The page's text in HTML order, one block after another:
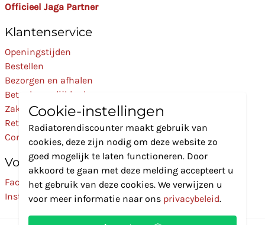
Officieel Jaga Partner
Klantenservice
Openingstijden
Bestellen
Bezorgen en afhalen
Betaalmogelijkheden
Zakelijk
Retourneren
Contact
Volg Ons
Facebook
Instagram
Cookie-instellingen
Radiatorendiscounter maakt gebruik van
cookies, deze zijn nodig om deze website zo
goed mogelijk te laten functioneren. Door
akkoord te gaan met deze melding accepteert u
het gebruik van deze cookies. We verwijzen u
voor meer informatie naar ons privacybeleid.